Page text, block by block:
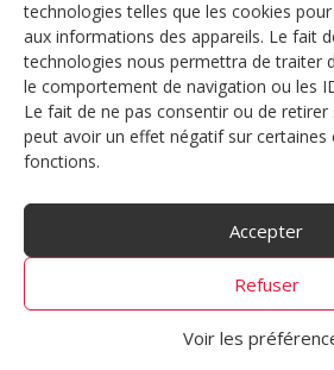
technologies telles que les cookies
aux informations des appareils. Le fait
technologies nous permettra de traiter
le comportement de navigation ou les
Le fait de ne pas consentir ou de
peut avoir un effet négatif sur certaines
fonctions.
Accepter
Refuser
Voir les
Service technique
Sécurité publique
Politique de confidentialité